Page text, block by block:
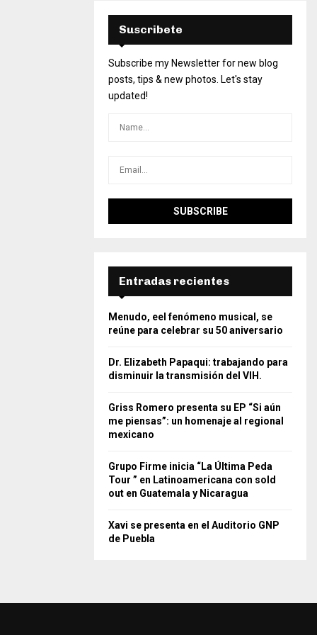
Suscribete
Subscribe my Newsletter for new blog
posts, tips & new photos. Let's stay
updated!
Entradas recientes
Menudo, eel fenómeno musical, se
reúne para celebrar su 50 aniversario
Dr. Elizabeth Papaqui: trabajando para
disminuir la transmisión del VIH.
Griss Romero presenta su EP “Si aún
me piensas”: un homenaje al regional
mexicano
Grupo Firme inicia “La Última Peda
Tour ” en Latinoamericana con sold
out en Guatemala y Nicaragua
Xavi se presenta en el Auditorio GNP
de Puebla